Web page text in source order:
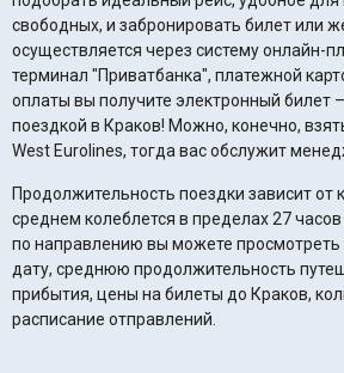
свободных, и забронировать билет или
осуществляется через систему онлайн-
терминал "Приватбанка", платежной картой
оплаты вы получите электронный билет
поездкой в Краков! Можно, конечно,
West Eurolines, тогда вас обслужит
Продолжительность поездки зависит от
среднем колеблется в пределах 27 часов 10 минут.
по направлению вы можете
дату, среднюю продолжительность
прибытия, цены на билеты до Краков,
расписание отправлений.